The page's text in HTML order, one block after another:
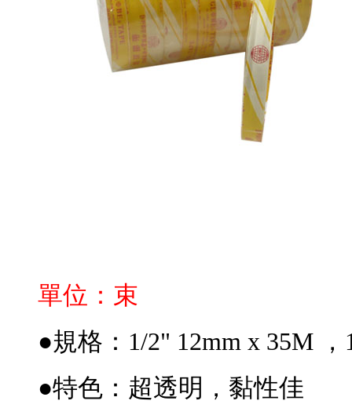
單位：束
●規格：1/2" 12mm x 35M ，
●特色：超透明，黏性佳